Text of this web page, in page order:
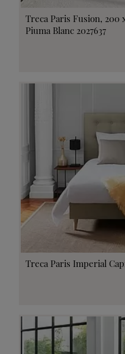
Treca Paris Fusion, 200
Piuma Blanc 2027637
Treca Paris Imperial